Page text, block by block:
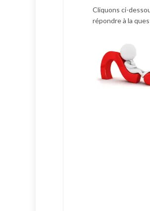
Cliquons ci-
répondre à la